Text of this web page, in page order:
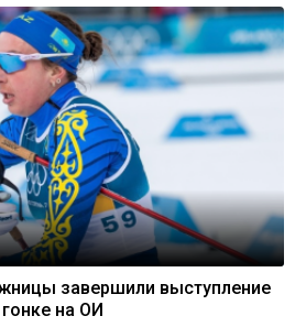
завершили выступление
на ОИ